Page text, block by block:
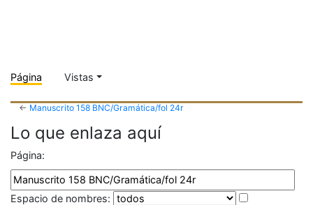
Página Vistas
← Manuscrito 158 BNC/Gramática/fol 24r
Lo que enlaza aquí
Página:
Espacio de nombres: